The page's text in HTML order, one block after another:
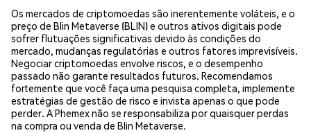
Os mercados de criptomoedas são inerentemente voláteis, e o
preço de Blin Metaverse (BLIN) e outros ativos digitais pode
sofrer flutuações significativas devido às condições do
mercado, mudanças regulatórias e outros fatores imprevisíveis.
Negociar criptomoedas envolve riscos, e o desempenho
passado não garante resultados futuros. Recomendamos
fortemente que você faça uma pesquisa completa, implemente
estratégias de gestão de risco e invista apenas o que pode
perder. A Phemex não se responsabiliza por quaisquer perdas
na compra ou venda de Blin Metaverse.